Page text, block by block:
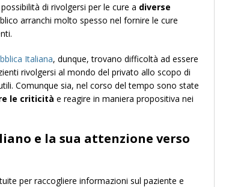
di rivolgersi per le cure a diverse
arranchi molto spesso nel fornire le cure
Italiana, dunque, trovano difficoltà ad essere
rivolgersi al mondo del privato allo scopo di
Comunque sia, nel corso del tempo sono state
le criticità e reagire in maniera propositiva nei
e la sua attenzione verso
per raccogliere informazioni sul paziente e